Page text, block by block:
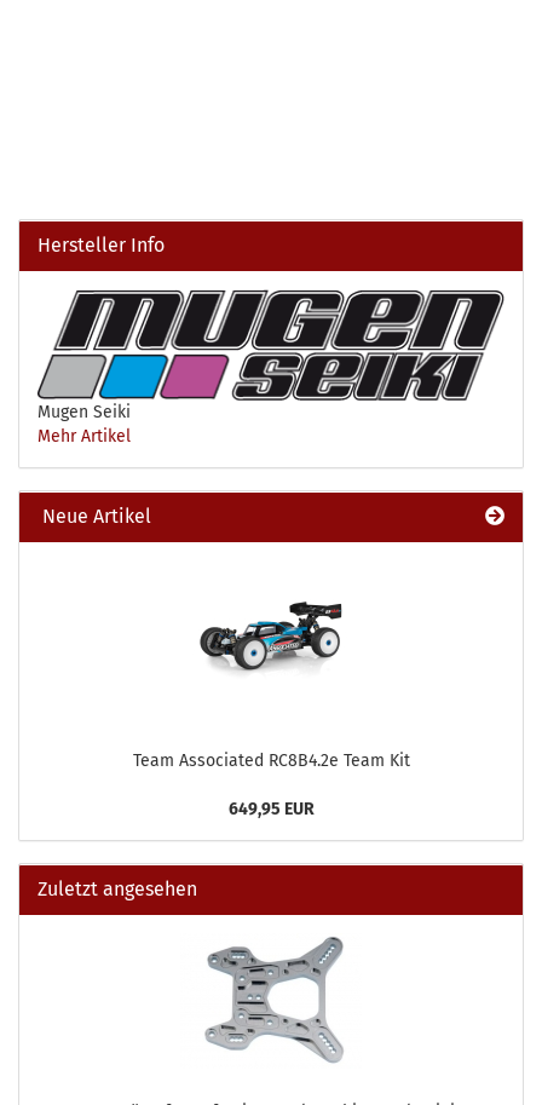
Hersteller Info
Mugen Seiki
Mehr Artikel
Neue Artikel
Team Associated RC8B4.2e Team Kit
649,95 EUR
Zuletzt angesehen